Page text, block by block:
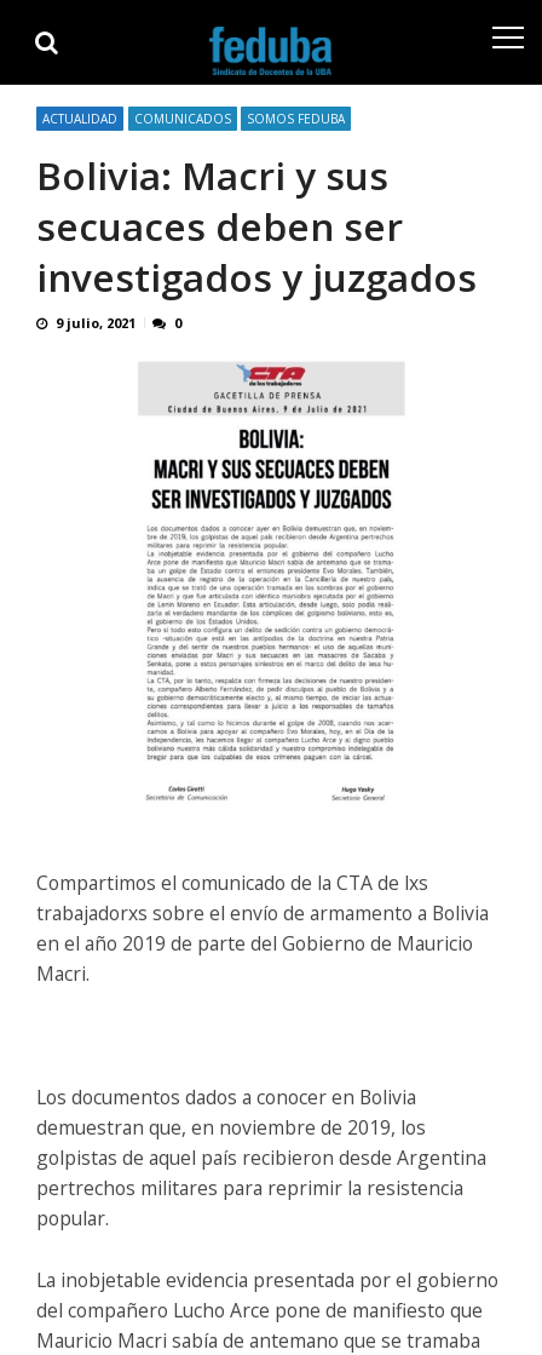
navigation
content
ACTUALIDAD COMUNICADOS SOMOS FEDUBA
Bolivia: Macri y sus
secuaces deben ser
investigados y juzgados
9 julio, 2021 0
Compartimos el comunicado de la CTA de lxs
trabajadorxs sobre el envío de armamento a Bolivia
en el año 2019 de parte del Gobierno de Mauricio
Macri.
Los documentos dados a conocer en Bolivia
demuestran que, en noviembre de 2019, los
golpistas de aquel país recibieron desde Argentina
pertrechos militares para reprimir la resistencia
popular.
La inobjetable evidencia presentada por el gobierno
del compañero Lucho Arce pone de manifiesto que
Mauricio Macri sabía de antemano que se tramaba